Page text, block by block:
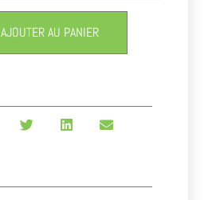
AJOUTER AU PANIER